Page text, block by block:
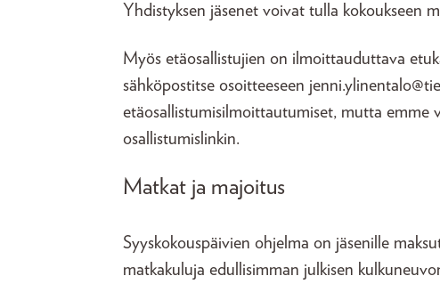
Yhdistyksen jäsenet voivat tulla kokoukseen
Myös etäosallistujien on ilmoittauduttava
sähköpostitse osoitteeseen
etäosallistumisilmoittautumiset, mutta
osallistumislinkin.
Matkat ja majoitus
Syyskokouspäivien ohjelma on jäsenille
matkakuluja edullisimman julkisen